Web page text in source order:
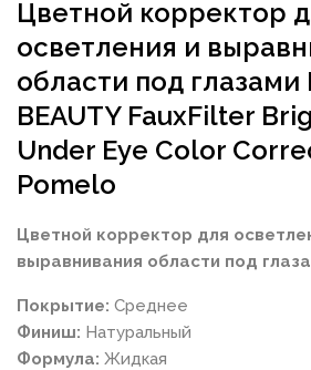
Цветной корректор
осветления и
области под глазами
BEAUTY FauxFilter
Under Eye Color
Pomelo
Цветной корректор для
выравнивания области под
Покрытие: Среднее
Финиш: Натуральный
Формула: Жидкая